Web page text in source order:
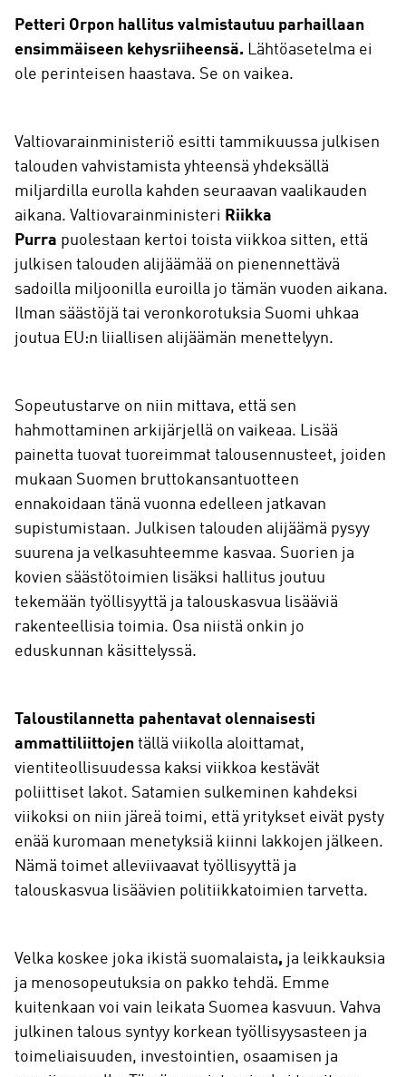
Petteri Orpon hallitus valmistautuu parhaillaan
ensimmäiseen kehysriiheensä. Lähtöasetelma ei
ole perinteisen haastava. Se on vaikea.
Valtiovarainministeriö esitti tammikuussa julkisen
talouden vahvistamista yhteensä yhdeksällä
miljardilla eurolla kahden seuraavan vaalikauden
aikana. Valtiovarainministeri Riikka
Purra puolestaan kertoi toista viikkoa sitten, että
julkisen talouden alijäämää on pienennettävä
sadoilla miljoonilla euroilla jo tämän vuoden aikana.
Ilman säästöjä tai veronkorotuksia Suomi uhkaa
joutua EU:n liiallisen alijäämän menettelyyn.
Sopeutustarve on niin mittava, että sen
hahmottaminen arkijärjellä on vaikeaa. Lisää
painetta tuovat tuoreimmat talousennusteet, joiden
mukaan Suomen bruttokansantuotteen
ennakoidaan tänä vuonna edelleen jatkavan
supistumistaan. Julkisen talouden alijäämä pysyy
suurena ja velkasuhteemme kasvaa. Suorien ja
kovien säästötoimien lisäksi hallitus joutuu
tekemään työllisyyttä ja talouskasvua lisääviä
rakenteellisia toimia. Osa niistä onkin jo
eduskunnan käsittelyssä.
Taloustilannetta pahentavat olennaisesti
ammattiliittojen tällä viikolla aloittamat,
vientiteollisuudessa kaksi viikkoa kestävät
poliittiset lakot. Satamien sulkeminen kahdeksi
viikoksi on niin järeä toimi, että yritykset eivät pysty
enää kuromaan menetyksiä kiinni lakkojen jälkeen.
Nämä toimet alleviivaavat työllisyyttä ja
talouskasvua lisäävien politiikkatoimien tarvetta.
Velka koskee joka ikistä suomalaista, ja leikkauksia
ja menosopeutuksia on pakko tehdä. Emme
kuitenkaan voi vain leikata Suomea kasvuun. Vahva
julkinen talous syntyy korkean työllisyysasteen ja
toimeliaisuuden, investointien, osaamisen ja